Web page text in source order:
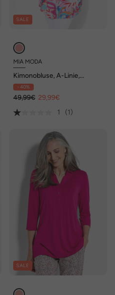
SALE
MIA MODA
Kimonobluse, A-Linie,
Alloverdruck, Taillen-
Tunnelzug
- 40%
49,99€ 29,99€
1
(1)
SALE